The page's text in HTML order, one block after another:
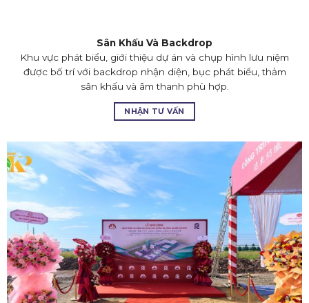
Sân Khấu Và Backdrop
Khu vực phát biểu, giới thiệu dự án và chụp hình lưu niệm
được bố trí với backdrop nhận diện, bục phát biểu, thảm
sân khấu và âm thanh phù hợp.
NHẬN TƯ VẤN